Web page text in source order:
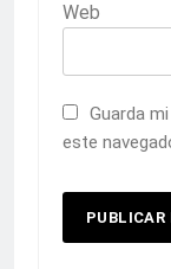
Web
Guarda
este